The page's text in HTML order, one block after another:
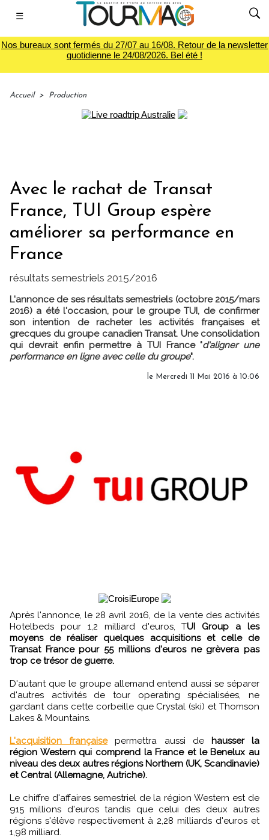
☰
Nos bureaux sont fermés du 27/07 au 16/08. Retour de la newsletter
quotidienne le 24/08/2026. Bel été !
Accueil > Production
Avec le rachat de Transat
France, TUI Group espère
améliorer sa performance en
France
résultats semestriels 2015/2016
L'annonce de ses résultats semestriels (octobre 2015/mars
2016) a été l'occasion, pour le groupe TUI, de confirmer
son intention de racheter les activités françaises et
grecques du groupe canadien Transat. Une consolidation
qui devrait enfin permettre à TUI France "d'aligner une
performance en ligne avec celle du groupe".
le Mercredi 11 Mai 2016 à 10:06
Après l'annonce, le 28 avril 2016, de la vente des activités
Hotelbeds pour 1,2 milliard d'euros, TUI Group a les
moyens de réaliser quelques acquisitions et celle de
Transat France pour 55 millions d'euros ne grèvera pas
trop ce trésor de guerre.
D'autant que le groupe allemand entend aussi se séparer
d'autres activités de tour operating spécialisées, ne
gardant dans cette corbeille que Crystal (ski) et Thomson
Lakes & Mountains.
L'acquisition françaisepermettra aussi de
hausser la
région Western qui comprend la France et le Benelux au
niveau des deux autres régions Northern (UK, Scandinavie)
et Central (Allemagne, Autriche).
Le chiffre d'affaires semestriel de la région Western est de
915 millions d'euros tandis que celui des deux autres
régions s'élève respectivement à 2,28 milliards d'euros et
1,98 milliard.